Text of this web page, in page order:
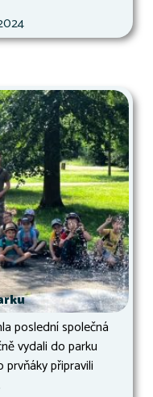
poslední společná
vydali do parku
připravili